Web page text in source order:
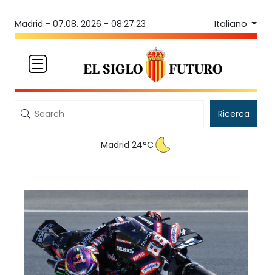
Madrid - 07.08. 2026 - 08:27:23 Italiano
Ricerca
Madrid 24°C